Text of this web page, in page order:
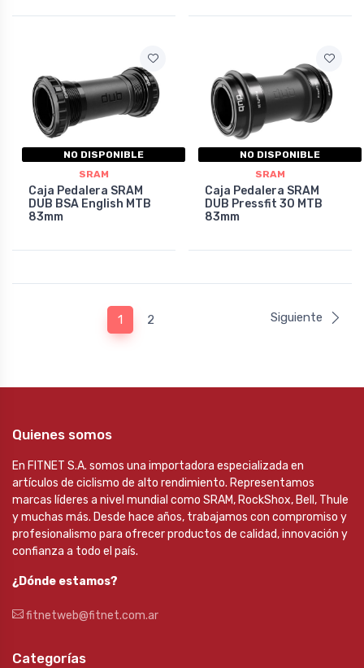
NO DISPONIBLE
SRAM
Caja Pedalera SRAM
DUB BSA English MTB
83mm
NO DISPONIBLE
SRAM
Caja Pedalera SRAM
DUB Pressfit 30 MTB
83mm
1 2 Siguiente
Quienes somos
En FITNET S.A. somos una importadora especializada en
artículos de ciclismo de alto rendimiento. Representamos
marcas líderes a nivel mundial como SRAM, RockShox, Bell, Thule
y muchas más. Desde hace años, trabajamos con compromiso y
profesionalismo para ofrecer productos de calidad, innovación y
confianza a todo el país.
¿Dónde estamos?
fitnetweb@fitnet.com.ar
Categorías